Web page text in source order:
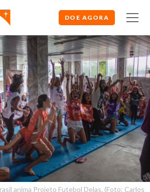
DOE AGORA
anima Projeto Futebol Delas. (Foto: Carlos